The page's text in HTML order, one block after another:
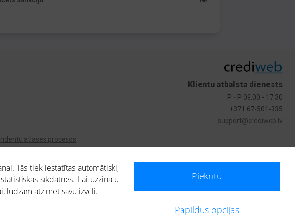
atlases procesos
Klientu atbalsta dienests
P - P 09:00 - 17:30
+371 67-501-335
support@crediweb.lv
nav juridiska spēka. Portāla lietotājs, izmantojot portālā saņemto informāciju, ir atbildīgs par fizisko
Tās tiek iestatītas automātiski,
sīkdatnes. Lai uzzinātu
lūdzam atzīmēt savu izvēli.
Piekrītu
Papildus opcijas